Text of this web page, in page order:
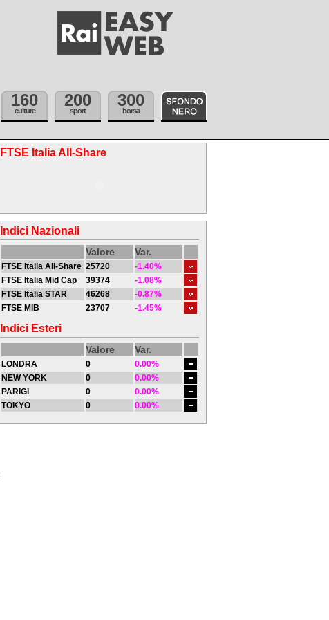
160
culture
200
sport
300
borsa
FTSE Italia All-Share
Indici Nazionali
Valore Var.
FTSE Italia All-Share 25720
-1.40%
FTSE Italia Mid Cap
39374
-1.08%
FTSE Italia STAR
46268
-0.87%
FTSE MIB
23707 -1.45%
Indici Esteri
Valore Var.
LONDRA 0
0.00%
NEW YORK
0
0.00%
PARIGI
0
0.00%
TOKYO
0 0.00%